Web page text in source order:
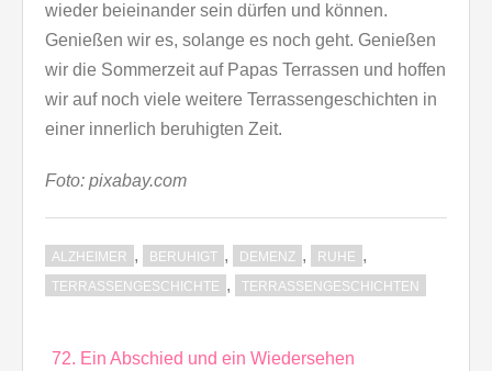
wieder beieinander sein dürfen und können.
Genießen wir es, solange es noch geht. Genießen
wir die Sommerzeit auf Papas Terrassen und hoffen
wir auf noch viele weitere Terrassengeschichten in
einer innerlich beruhigten Zeit.
Foto: pixabay.com
ALZHEIMER , BERUHIGT , DEMENZ , RUHE ,
TERRASSENGESCHICHTE , TERRASSENGESCHICHTEN
Beitragsnavigation
72. Ein Abschied und ein Wiedersehen